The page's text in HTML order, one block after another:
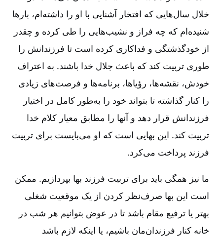
خلال سال‌هایی که افتخار آشنایی با او را داشته‌ام، بارها
شنیده‌ام که چه فراز و نشیب‌هایی را طی کرده و چقدر
از خودگذشتگی و فداکاری کرده است تا فرزندانش را
طوری تربیت کند که باعث جلال خدا باشند. به ‌اعتراف
خودش، نقشه‌ها، رؤیاها، برنامه‌ها و فرصت‌های زیادی
را کنار گذاشته تا بتواند خود را به‌طور کامل در اختیار
فرزندانش قرار دهد و آنها را مطابق معیار کلام خدا
تربیت کند. این بهایی است که او می‌بایست برای تربیت
فرزند پرداخت می‌کرد.
ما نیز همگی باید برای تربیت فرزند بها بپردازیم. ممکن
است این بها صرف‌نظر کردن از یک موقعیت شغلی
بهتر یا ترفیع مقام باشد تا در عوض بتوانیم هر شب‌ در
خانه کنار فرزندان‌مان باشیم، یا اینکه لازم باشد